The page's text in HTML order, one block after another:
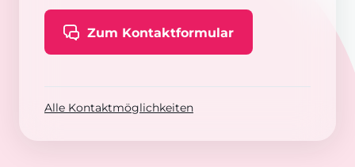
Zum Kontaktformular
Alle Kontaktmöglichkeiten